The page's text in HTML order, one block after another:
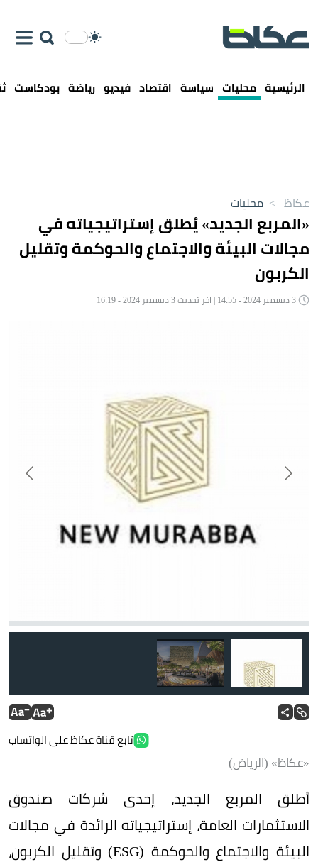
الرئيسية محليات سياسة اقتصاد فيديو رياضة بودكاست
عكاظ > محليات
«المربع الجديد» يُطلق إستراتيجياته في
مجالات البيئة والاجتماع والحوكمة وتقليل
الكربون
تابع قناة عكاظ على الواتساب
«عكاظ» (الرياض)
أطلق المربع الجديد، إحدى شركات صندوق
الاستثمارات العامة، إستراتيجياته الرائدة في مجالات
البيئة والاجتماع والحوكمة (ESG) وتقليل الكربون،